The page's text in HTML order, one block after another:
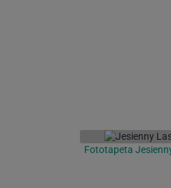
Fototapeta